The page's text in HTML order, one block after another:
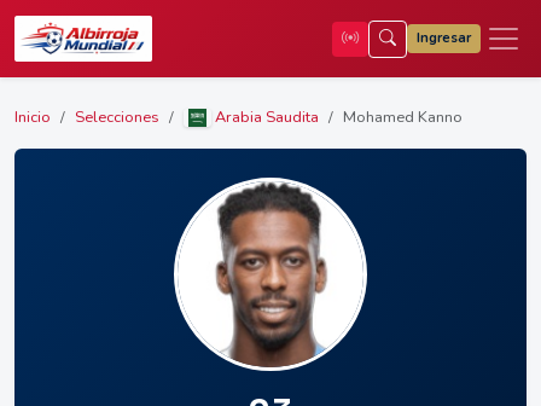
Ingresar
Inicio Selecciones Arabia Saudita Mohamed Kanno